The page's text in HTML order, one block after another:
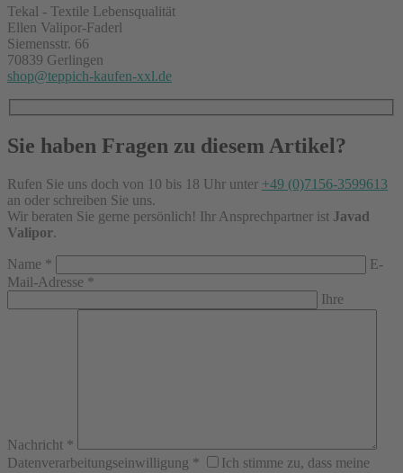
Tekal - Textile Lebensqualität
Ellen Valipor-Faderl
Siemensstr. 66
70839 Gerlingen
shop@teppich-kaufen-xxl.de
Sie haben Fragen zu diesem Artikel?
Rufen Sie uns doch von 10 bis 18 Uhr unter +49 (0)7156-3599613
an oder schreiben Sie uns.
Wir beraten Sie gerne persönlich! Ihr Ansprechpartner ist Javad
Valipor.
Name *
E-
Mail-Adresse *
Ihre
Nachricht *
Datenverarbeitungseinwilligung *
Ich stimme zu, dass meine